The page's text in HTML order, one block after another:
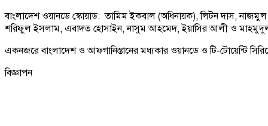
বাংলাদেশ ওয়ানডে স্কোয়াড: তামিম ইকবাল (অধিনায়ক), লিটন দাস,
শরিফুল ইসলাম, এবাদত হোসাইন, নাসুম আহমেদ, ইয়াসির আলী ও
একনজরে বাংলাদেশ ও আফগানিস্তানের মধ্যকার ওয়ানডে ও টি-টোয়েন্টি
বিজ্ঞাপন